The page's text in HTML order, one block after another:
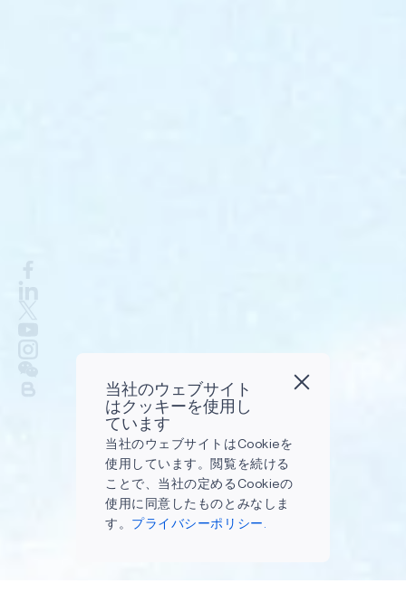
当社のウェブサイト
はクッキーを使用し
ています
当社のウェブサイトはCookieを
使用しています。閲覧を続ける
ことで、当社の定めるCookieの
使用に同意したものとみなしま
す。 プライバシーポリシー.